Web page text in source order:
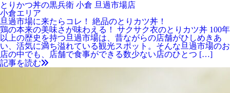
とりかつ丼の黒兵衛 小倉 旦過市場店
小倉エリア
旦過市場に来たらコレ！ 絶品のとりカツ丼！
鶏の本来の美味さが味わえる！ サクサク衣のとりカツ丼 100年
以上の歴史を持つ旦過市場は、昔ながらの店舗がひしめきあ
い、活気に満ち溢れている観光スポット。そんな旦過市場のお
店の中でも、店舗で食事ができる数少ない店のひとつ […]
記事を読む